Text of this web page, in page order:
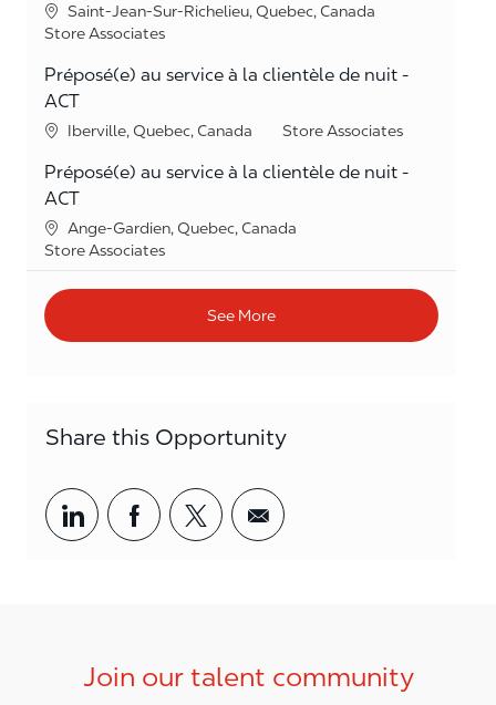
Location
Saint-Jean-Sur-Richelieu, Quebec, Canada
Category
Store Associates
Préposé(e) au service à la clientèle de nuit -
ACT
Location
Iberville, Quebec, Canada Category
Store Associates
Préposé(e) au service à la clientèle de nuit -
ACT
Location
Ange-Gardien, Quebec, Canada
Category
Store Associates
See More
Share this Opportunity
Share via LinkedIn
Share via Facebook
Share via twitter
Share via email
Join our talent community